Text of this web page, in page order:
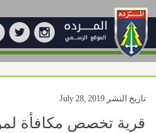
تاريخ النشر July 28, 2019
قرية تخصص مكافأة